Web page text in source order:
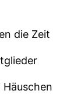
die Zeit
Häuschen